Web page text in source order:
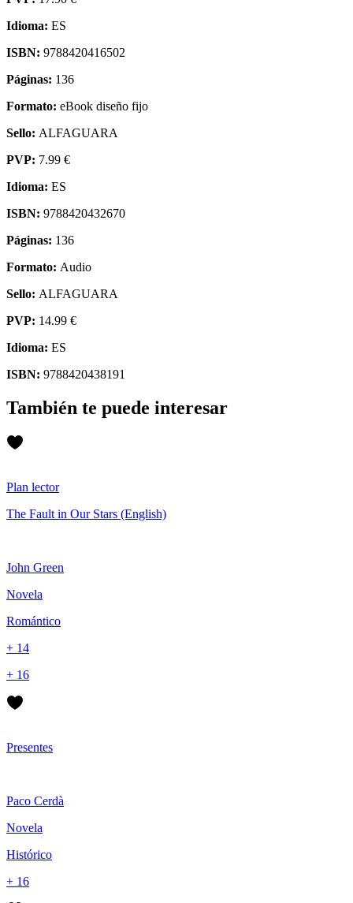
Idioma: ES
ISBN: 9788420416502
Páginas: 136
Formato: eBook diseño fijo
Sello: ALFAGUARA
PVP: 7.99 €
Idioma: ES
ISBN: 9788420432670
Páginas: 136
Formato: Audio
Sello: ALFAGUARA
PVP: 14.99 €
Idioma: ES
ISBN: 9788420438191
También te puede interesar
Plan lector
The Fault in Our Stars (English)
John Green
Novela
Romántico
+ 14
+ 16
Presentes
Paco Cerdà
Novela
Histórico
+ 16